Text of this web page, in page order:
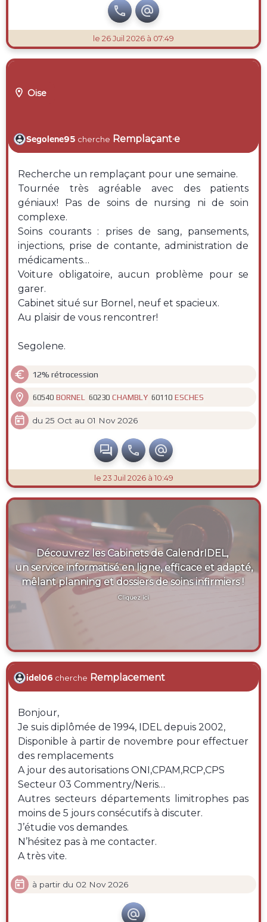
 
le 26 Juil 2026 à 07:49
 Oise
Segolene95 cherche Remplaçant·e
Recherche un remplaçant pour une semaine.
Tournée très agréable avec des patients
géniaux! Pas de soins de nursing ni de soin
complexe.
Soins courants : prises de sang, pansements,
injections, prise de contante, administration de
médicaments…
Voiture obligatoire, aucun problème pour se
garer.
Cabinet situé sur Bornel, neuf et spacieux.
Au plaisir de vous rencontrer!
Segolene.
 12% rétrocession
 60540 BORNEL 60230 CHAMBLY 60110 ESCHES
 du 25 Oct au 01 Nov 2026
  
le 23 Juil 2026 à 10:49
Découvrez les Cabinets de CalendrIDEL,
un service informatisé en ligne, efficace et adapté,
mêlant planning et dossiers de soins infirmiers !
Cliquez ici
idel06 cherche Remplacement
Bonjour,
Je suis diplômée de 1994, IDEL depuis 2002,
Disponible à partir de novembre pour effectuer
des remplacements
A jour des autorisations ONI,CPAM,RCP,CPS
Secteur 03 Commentry/Neris…
Autres secteurs départements limitrophes pas
moins de 5 jours consécutifs à discuter.
J’étudie vos demandes.
N’hésitez pas à me contacter.
A très vite.
 à partir du 02 Nov 2026
